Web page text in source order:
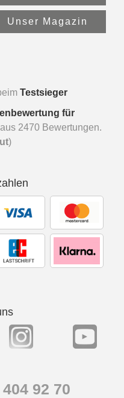
Unser Magazin
Testsieger
für
aus 2470 Bewertungen.
)
92 70